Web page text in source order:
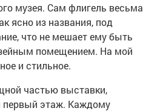
музея. Сам флигель весьма
ясно из названия, под
что не мешает ему быть
помещением. На мой
и стильное.
частью выставки,
первый этаж. Каждому